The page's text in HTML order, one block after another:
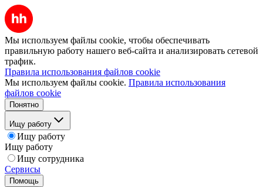
Мы используем файлы cookie, чтобы обеспечивать
правильную работу нашего веб-сайта и анализировать сетевой
трафик.
Правила использования файлов cookie
Мы используем файлы cookie. Правила использования
файлов cookie
Понятно
Ищу работу
Ищу работу
Ищу работу
Ищу сотрудника
Сервисы
Помощь